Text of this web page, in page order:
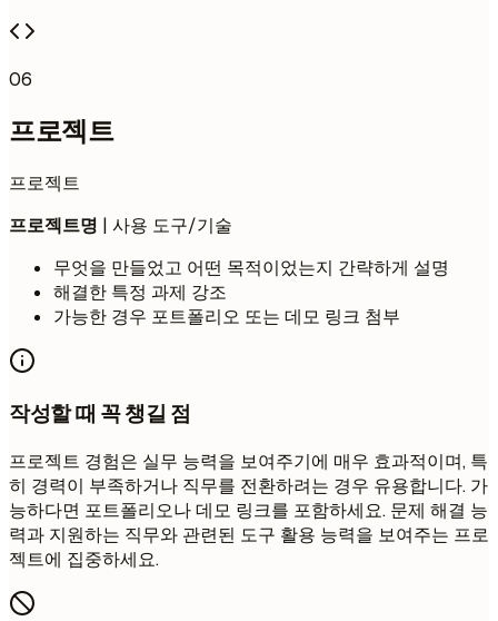
06
프로젝트
프로젝트
프로젝트명 | 사용 도구/기술
무엇을 만들었고 어떤 목적이었는지 간략하게 설명
해결한 특정 과제 강조
가능한 경우 포트폴리오 또는 데모 링크 첨부
작성할 때 꼭 챙길 점
프로젝트 경험은 실무 능력을 보여주기에 매우 효과적이며, 특
히 경력이 부족하거나 직무를 전환하려는 경우 유용합니다. 가
능하다면 포트폴리오나 데모 링크를 포함하세요. 문제 해결 능
력과 지원하는 직무와 관련된 도구 활용 능력을 보여주는 프로
젝트에 집중하세요.